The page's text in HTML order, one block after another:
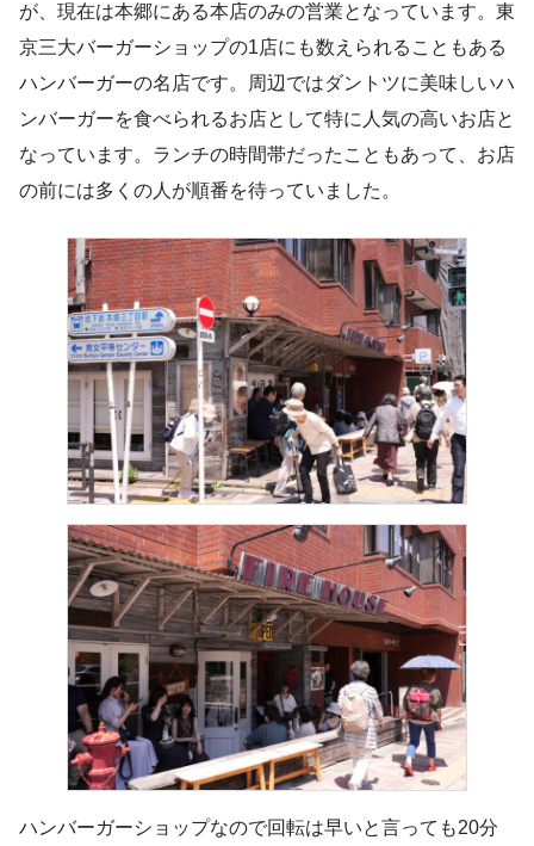
が、現在は本郷にある本店のみの営業となっています。東
京三大バーガーショップの1店にも数えられることもある
ハンバーガーの名店です。周辺ではダントツに美味しいハ
ンバーガーを食べられるお店として特に人気の高いお店と
なっています。ランチの時間帯だったこともあって、お店
の前には多くの人が順番を待っていました。
ハンバーガーショップなので回転は早いと言っても20分